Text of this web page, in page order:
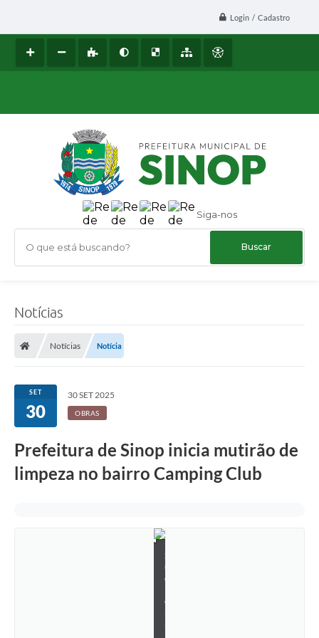
Login / Cadastro
Siga-nos
O que está buscando?
Notícias
Notícias Notícia
SET
30
30 SET 2025
OBRAS
Prefeitura de Sinop inicia mutirão de
limpeza no bairro Camping Club
S
u
e
e